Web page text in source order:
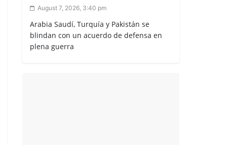
August 7, 2026, 3:40 pm
Arabia Saudí, Turquía y Pakistán se
blindan con un acuerdo de defensa en
plena guerra